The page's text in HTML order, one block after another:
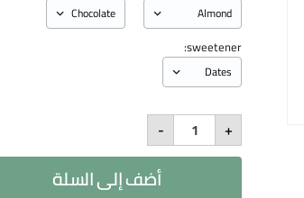
- Ripped
Berry
Shake
quantity
+
أضف إلى السلة
sweetener: